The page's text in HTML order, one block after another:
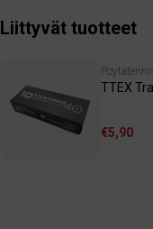
Liittyvät tuotteet
TTEX
€5,90